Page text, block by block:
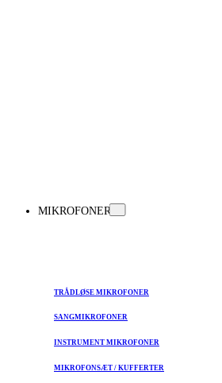
MIKROFONER
TRÅDLØSE MIKROFONER
SANGMIKROFONER
INSTRUMENT MIKROFONER
MIKROFONSÆT / KUFFERTER